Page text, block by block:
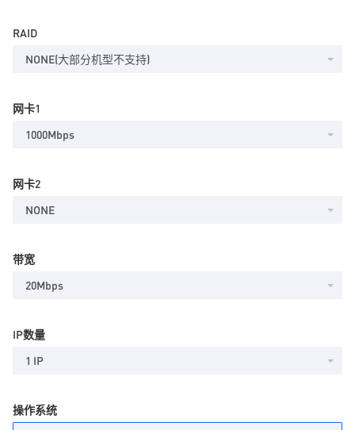
RAID
NONE(大部分机型不支持)
网卡1
1000Mbps
网卡2
NONE
带宽
20Mbps
IP数量
1 IP
操作系统